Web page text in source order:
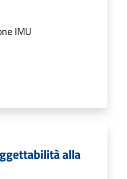
IMU
alla